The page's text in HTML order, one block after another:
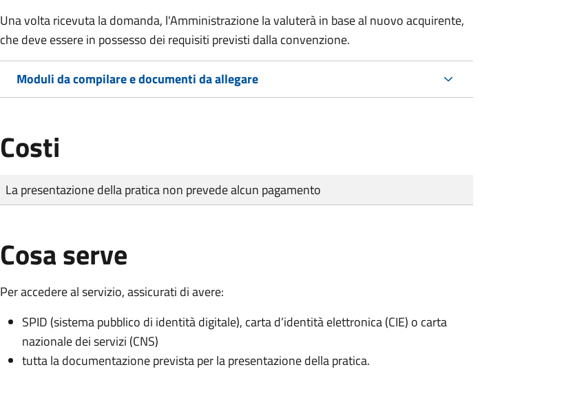
Una volta ricevuta la domanda, l'Amministrazione la valuterà in base al nuovo acquirente,
che deve essere in possesso dei requisiti previsti dalla convenzione.
Moduli da compilare e documenti da allegare
Costi
Tipo di pagamento
Importo
La presentazione della pratica non prevede alcun pagamento
Cosa serve
Per accedere al servizio, assicurati di avere:
SPID (sistema pubblico di identità digitale), carta d’identità elettronica (CIE) o carta
nazionale dei servizi (CNS)
tutta la documentazione prevista per la presentazione della pratica.